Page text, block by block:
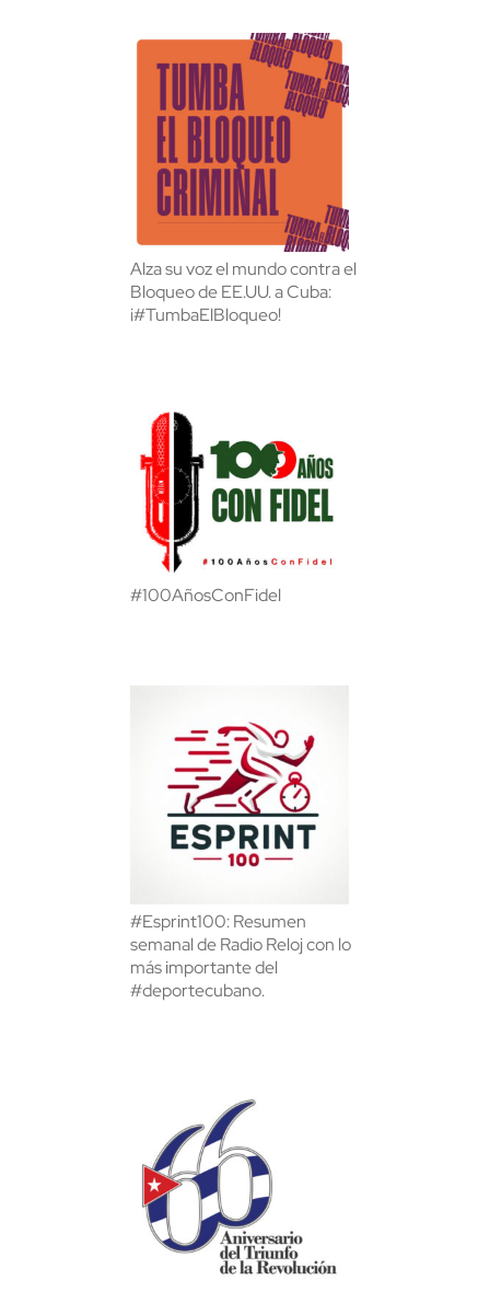
Alza su voz el mundo contra el
Bloqueo de EE.UU. a Cuba:
¡#TumbaElBloqueo!
#100AñosConFidel
#Esprint100: Resumen
semanal de Radio Reloj con lo
más importante del
#deportecubano.